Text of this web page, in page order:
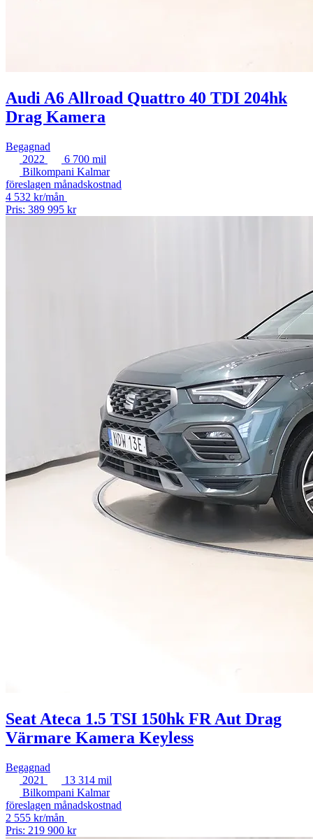
Audi A6 Allroad Quattro 40 TDI 204hk
Drag Kamera
Begagnad
2022
6 700 mil
Bilkompani Kalmar
föreslagen månadskostnad
4 532 kr/mån
Pris: 389 995 kr
Seat Ateca 1.5 TSI 150hk FR Aut Drag
Värmare Kamera Keyless
Begagnad
2021
13 314 mil
Bilkompani Kalmar
föreslagen månadskostnad
2 555 kr/mån
Pris: 219 900 kr